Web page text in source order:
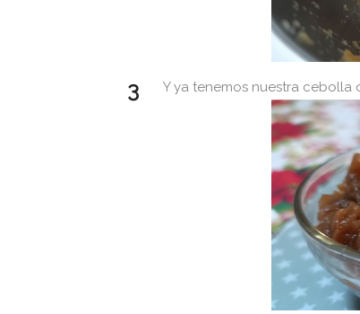
Y ya tenemos nuestra cebolla